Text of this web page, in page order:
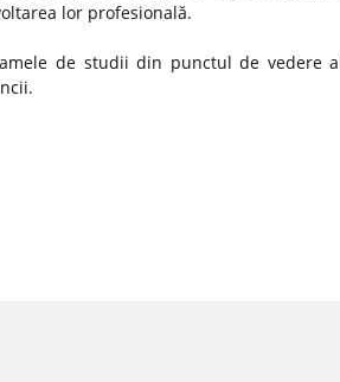
lor profesională.
de studii din punctul de vedere